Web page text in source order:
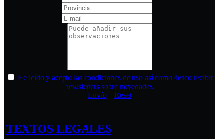
He leído y acepto las condiciones de uso así como deseo recibir
newsletters sobre novedades.
Envío
Reset
TEXTOS LEGALES